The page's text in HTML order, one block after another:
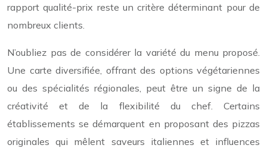
rapport qualité-prix reste un critère déterminant pour de
nombreux clients.
N’oubliez pas de considérer la variété du menu proposé.
Une carte diversifiée, offrant des options végétariennes
ou des spécialités régionales, peut être un signe de la
créativité et de la flexibilité du chef. Certains
établissements se démarquent en proposant des pizzas
originales qui mêlent saveurs italiennes et influences